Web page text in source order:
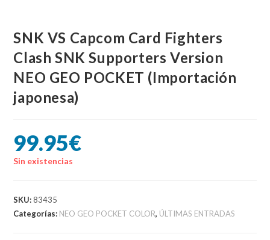
SNK VS Capcom Card Fighters
Clash SNK Supporters Version
NEO GEO POCKET (Importación
japonesa)
99.95€
Sin existencias
SKU:83435
Categorías: NEO GEO POCKET COLOR, ÚLTIMAS ENTRADAS